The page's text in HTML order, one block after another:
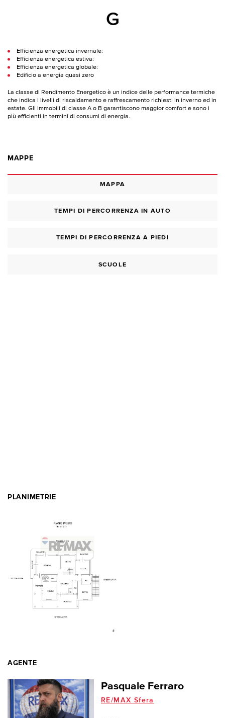
G
Efficienza energetica invernale:
Efficienza energetica estiva:
Efficienza energetica globale:
Edificio a energia quasi zero
La classe di Rendimento Energetico è un indice delle performance termiche
che indica i livelli di riscaldamento e raffrescamento richiesti in inverno ed in
estate. Gli immobili di classe A o B garantiscono maggior comfort e sono i
più efficienti in termini di consumi di energia.
MAPPE
MAPPA
TEMPI DI PERCORRENZA IN AUTO
TEMPI DI PERCORRENZA A PIEDI
SCUOLE
PLANIMETRIE
AGENTE
Pasquale Ferraro
RE/MAX Sfera